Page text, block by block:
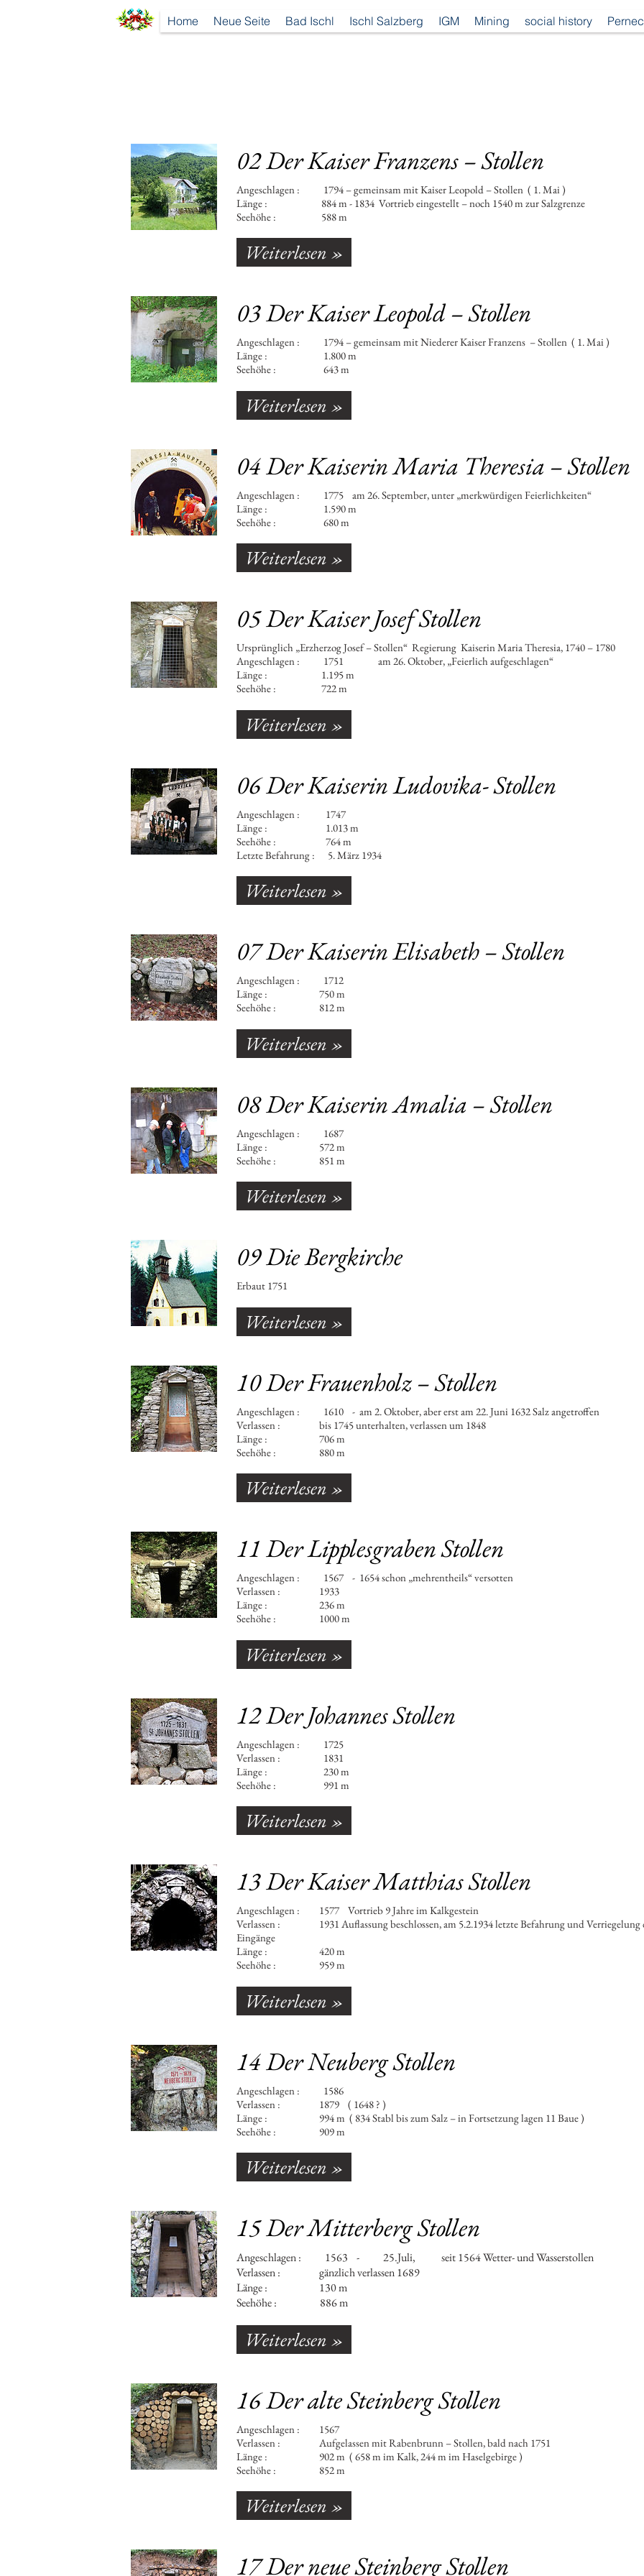
Home Neue Seite Bad Ischl Ischl Salzberg IGM Mining social history
02 Der Kaiser Franzens – Stollen
Angeschlagen : 1794 – gemeinsam mit Kaiser Leopold – Stollen ( 1. Mai )
Länge : 884 m - 1834 Vortrieb eingestellt – noch 1540 m zur Salzgrenze
Seehöhe : 588 m
Weiterlesen »
03 Der Kaiser Leopold – Stollen
Angeschlagen : 1794 – gemeinsam mit Niederer Kaiser Franzens – Stollen ( 1. Mai )
Länge : 1.800 m
Seehöhe : 643 m
Weiterlesen »
04 Der Kaiserin Maria Theresia – Stollen
Angeschlagen : 1775 am 26. September, unter „merkwürdigen Feierlichkeiten“
Länge : 1.590 m
Seehöhe : 680 m
Weiterlesen »
05 Der Kaiser Josef Stollen
Ursprünglich „Erzherzog Josef – Stollen“ Regierung Kaiserin Maria Theresia, 1740 – 1780
Angeschlagen : 1751 am 26. Oktober, „Feierlich aufgeschlagen“
Länge : 1.195 m
Seehöhe : 722 m
Weiterlesen »
06 Der Kaiserin Ludovika- Stollen
Angeschlagen : 1747
Länge : 1.013 m
Seehöhe : 764 m
Letzte Befahrung : 5. März 1934
Weiterlesen »
07 Der Kaiserin Elisabeth – Stollen
Angeschlagen : 1712
Länge : 750 m
Seehöhe : 812 m
Weiterlesen »
08 Der Kaiserin Amalia – Stollen
Angeschlagen : 1687
Länge : 572 m
Seehöhe : 851 m
Weiterlesen »
09 Die Bergkirche
Erbaut 1751
Weiterlesen »
10 Der Frauenholz – Stollen
Angeschlagen : 1610 - am 2. Oktober, aber erst am 22. Juni 1632 Salz angetroffen
Verlassen : bis 1745 unterhalten, verlassen um 1848
Länge : 706 m
Seehöhe : 880 m
Weiterlesen »
11 Der Lipplesgraben Stollen
Angeschlagen : 1567 - 1654 schon „mehrentheils“ versotten
Verlassen : 1933
Länge : 236 m
Seehöhe : 1000 m
Weiterlesen »
12 Der Johannes Stollen
Angeschlagen : 1725
Verlassen : 1831
Länge : 230 m
Seehöhe : 991 m
Weiterlesen »
13 Der Kaiser Matthias Stollen
Angeschlagen : 1577 Vortrieb 9 Jahre im Kalkgestein
Verlassen : 1931 Auflassung beschlossen, am 5.2.1934 letzte Befahrung und Verriegelung
Eingänge
Länge : 420 m
Seehöhe : 959 m
Weiterlesen »
14 Der Neuberg Stollen
Angeschlagen : 1586
Verlassen : 1879 ( 1648 ? )
Länge : 994 m ( 834 Stabl bis zum Salz – in Fortsetzung lagen 11 Baue )
Seehöhe : 909 m
Weiterlesen »
15 Der Mitterberg Stollen
Angeschlagen : 1563 - 25.Juli, seit 1564 Wetter- und Wasserstollen
Verlassen : gänzlich verlassen 1689
Länge : 130 m
Seehöhe : 886 m
Weiterlesen »
16 Der alte Steinberg Stollen
Angeschlagen : 1567
Verlassen : Aufgelassen mit Rabenbrunn – Stollen, bald nach 1751
Länge : 902 m ( 658 m im Kalk, 244 m im Haselgebirge )
Seehöhe : 852 m
Weiterlesen »
17 Der neue Steinberg Stollen